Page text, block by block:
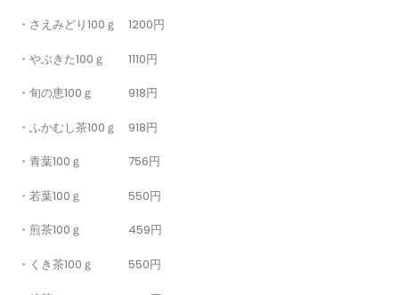
・さえみどり100ｇ 1200円
・やぶきた100ｇ 1110円
・旬の恵100ｇ 918円
・ふかむし茶100ｇ 918円
・青葉100ｇ 756円
・若葉100ｇ 550円
・煎茶100ｇ 459円
・くき茶100ｇ 550円